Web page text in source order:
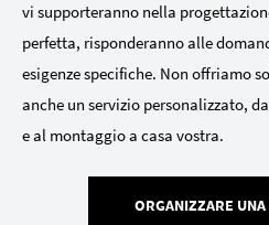
vi supporteranno nella
perfetta, risponderanno alle
esigenze specifiche. Non offriamo
anche un servizio personalizzato,
e al montaggio a casa vostra.
ORGANIZZARE